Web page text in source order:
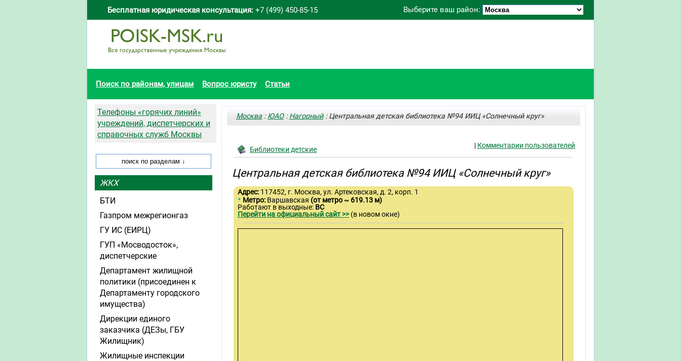
Выберите ваш район:
Бесплатная юридическая консультация: +7 (499) 450-85-15
Поиск по районам, улицам Вопрос юристу Статьи
Москва :ЮАО:Нагорный: Центральная детская библиотека №94 ИИЦ «Солнечный круг»
| Комментарии пользователей
Библиотеки детские
Центральная детская библиотека №94 ИИЦ «Солнечный круг»
Адрес: 117452, г. Москва, ул. Артековская, д. 2, корп. 1
• Метро: Варшавская (от метро ~ 619.13 м)
Работают в выходные: ВС
Перейти на официальный сайт >>(в новом окне)
Телефоны «горячих линий»
учреждений, диспетчерских и
справочных служб Москвы
ЖКХ
БТИ
Газпром межрегионгаз
ГУ ИС (ЕИРЦ)
ГУП «Мосводосток»,
диспетчерские
Департамент жилищной
политики (присоединен к
Департаменту городского
имущества)
Дирекции единого
заказчика (ДЕЗы, ГБУ
Жилищник)
Жилищные инспекции